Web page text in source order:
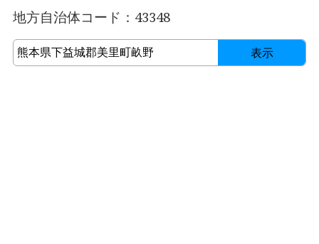
地方自治体コード：43348
表示